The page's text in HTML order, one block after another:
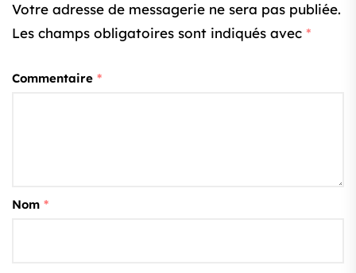
Votre adresse de messagerie ne sera pas publiée.
Les champs obligatoires sont indiqués avec *
Commentaire *
Nom *